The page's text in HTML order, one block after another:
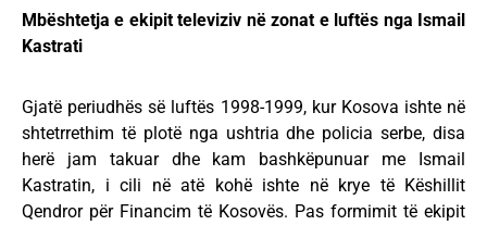
Mbështetja e ekipit televiziv në zonat e luftës nga Ismail
Kastrati
Gjatë periudhës së luftës 1998-1999, kur Kosova ishte në
shtetrrethim të plotë nga ushtria dhe policia serbe, disa
herë jam takuar dhe kam bashkëpunuar me Ismail
Kastratin, i cili në atë kohë ishte në krye të Këshillit
Qendror për Financim të Kosovës. Pas formimit të ekipit